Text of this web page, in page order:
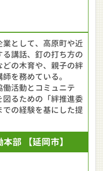
として、高原町や近
講話、釘の打ち方の
の木育や、親子の絆
を務めている。
活動とコミュニテ
るための「絆推進委
の経験を基にした提
本部 【延岡市】